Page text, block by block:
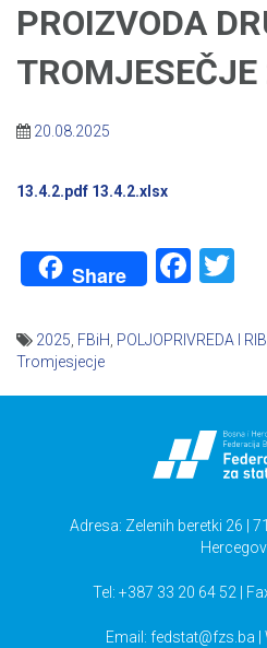
PROIZVODA
20.08.2025
13.4.2.pdf 13.4.2.xlsx
Share
2025 FBiH POLJOPRIVREDA I
Tromjesjecje
Adresa: Zelenih beretki 26 |
Tel: +387 33 20 64 52 |
Email: fedstat@fzs.ba